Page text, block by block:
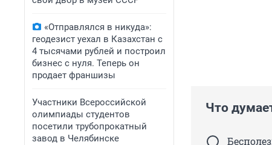
«Отправлялся в никуда»:
геодезист уехал в Казахстан с
4 тысячами рублей и построил
бизнес с нуля. Теперь он
продает франшизы
Участники Всероссийской
олимпиады студентов
посетили трубопрокатный
завод в Челябинске
Что